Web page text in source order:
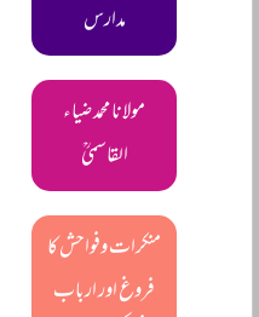
مدارس
مولانا محمد ضیاء
القاسمیؒ
منکرات وفواحش کا
فروغ اور ارباب